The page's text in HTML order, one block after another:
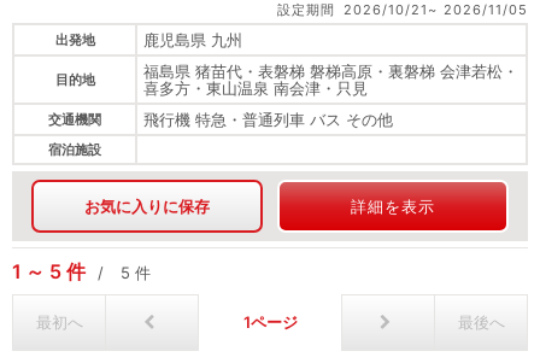
設定期間
2026/10/21
2026/11/05
出発地
鹿児島県 九州
目的地
福島県 猪苗代・表磐梯 磐梯高原・裏磐梯 会津若松・
喜多方・東山温泉 南会津・只見
交通機関 飛行機 特急・普通列車 バス その他
宿泊施設
お気に入りに保存 詳細を表示
1 5 件 5 件
最初へ 1 最後へ